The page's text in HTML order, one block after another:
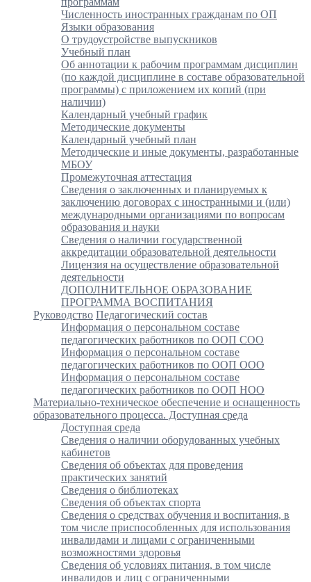
Численность иностранных гражданам по ОП
Языки образования
О трудоустройстве выпускников
Учебный план
Об аннотации к рабочим программам дисциплин
(по каждой дисциплине в составе образовательной
программы) с приложением их копий (при
наличии)
Календарный учебный график
Методические документы
Календарный учебный план
Методические и иные документы, разработанные
МБОУ
Промежуточная аттестация
Сведения о заключенных и планируемых к
заключению договорах с иностранными и (или)
международными организациями по вопросам
образования и науки
Сведения о наличии государственной
аккредитации образовательной деятельности
Лицензия на осуществление образовательной
деятельности
ДОПОЛНИТЕЛЬНОЕ ОБРАЗОВАНИЕ
ПРОГРАММА ВОСПИТАНИЯ
Руководство Педагогический состав
Информация о персональном составе
педагогических работников по ООП СОО
Информация о персональном составе
педагогических работников по ООП ООО
Информация о персональном составе
педагогических работников по ООП НОО
Материально-техническое обеспечение и оснащенность
образовательного процесса. Доступная среда
Доступная среда
Сведения о наличии оборудованных учебных
кабинетов
Сведения об объектах для проведения
практических занятий
Сведения о библиотеках
Сведения об объектах спорта
Сведения о средствах обучения и воспитания, в
том числе приспособленных для использования
инвалидами и лицами с ограниченными
возможностями здоровья
Сведения об условиях питания, в том числе
инвалидов и лиц с ограниченными